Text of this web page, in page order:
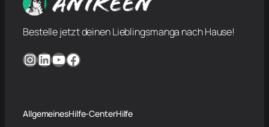
Bestelle jetzt deinen Lieblingsmanga nach Hause!
InstagramLinkedIn YouTube Facebook
AllgemeinesHilfe-CenterHilfe